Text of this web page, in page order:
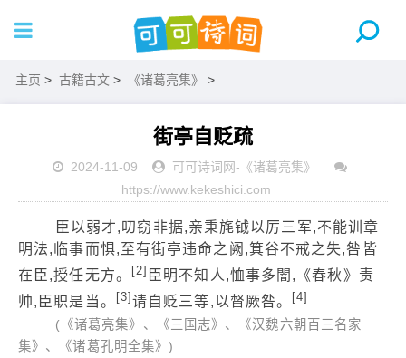
主页 > 古籍古文 > 《诸葛亮集》 >
街亭自贬疏
2024-11-09 可可诗词网- 《诸葛亮集》
https://www.kekeshici.com
臣以弱才,叨窃非据,亲秉旄钺以厉三军,不能训章
明法,临事而惧,至有街亭违命之阙,箕谷不戒之失,咎皆
在臣,授任无方。
[2] 臣明不知人,恤事多闇,《春秋》责
帅,臣职是当。
[3]请自贬三等,以督厥咎。 [4]
(《诸葛亮集》、《三国志》、《汉魏六朝百三名家
集》、《诸葛孔明全集》)